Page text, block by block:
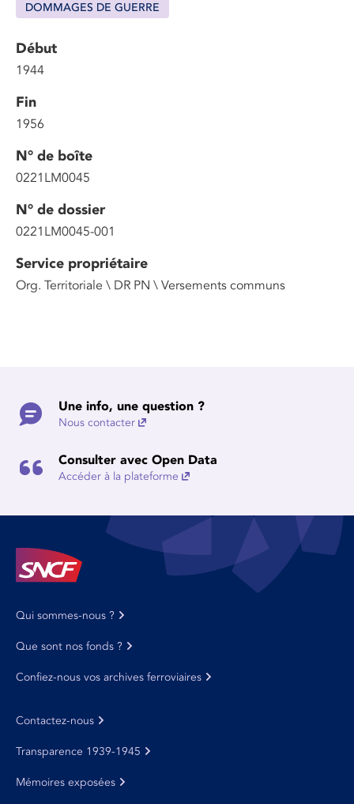
DOMMAGES DE GUERRE
Début
1944
Fin
1956
N° de boîte
0221LM0045
N° de dossier
0221LM0045-001
Service propriétaire
Org. Territoriale \ DR PN \ Versements communs
Une info, une question ?
Nous contacter
Consulter avec Open Data
Accéder à la plateforme
Qui sommes-nous ?
Que sont nos fonds ?
Confiez-nous vos archives ferroviaires
Contactez-nous
Transparence 1939-1945
Mémoires exposées